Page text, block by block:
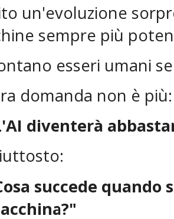
un'evoluzione
sempre più
esseri umani
domanda non è più:
diventerà
succede